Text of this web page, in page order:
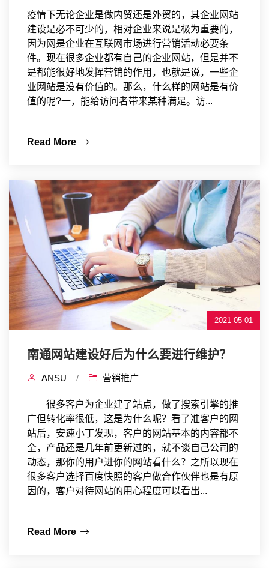
疫情下无论企业是做内贸还是外贸的，其企业网站
建设是必不可少的，相对企业来说是极为重要的，
因为网是企业在互联网市场进行营销活动必要条
件。现在很多企业都有自己的企业网站，但是并不
是都能很好地发挥营销的作用，也就是说，一些企
业网站是没有价值的。那么，什么样的网站是有价
值的呢?一，能给访问者带来某种满足。访...
Read More
2021-05-01
南通网站建设好后为什么要进行维护？
ANSU / 营销推广
很多客户为企业建了站点，做了搜索引擎的推
广但转化率很低，这是为什么呢？看了准客户的网
站后，安速小丁发现，客户的网站基本的内容都不
全，产品还是几年前更新过的，就不谈自己公司的
动态，那你的用户进你的网站看什么？之所以现在
很多客户选择百度快照的客户做合作伙伴也是有原
因的，客户对待网站的用心程度可以看出...
Read More